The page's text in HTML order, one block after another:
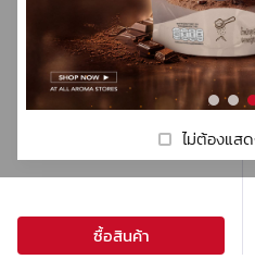
ไม่ต้องแส
สูตรเครื่อ
คอร์ส
รีวิวร้า
Wega
Crem / Expobar
Xlvi
Coffee Grinders
Victoria Arduino
Mahlkonig
Mazzer
Capsule Coffee Machine
เมล็ดกาแฟคั่ว
Special Blend
Lio
ผลิตภัณฑ์กลุ่มนม
Floral Syrup
Premium Sauce
Real Fruit Mixes
Beverage Mix
Beverage Base
Server
Kettle
Syphon
Set Drip
Milklab
Tea Leaf
Fruitti Smoothie
Fruitti Juice
HARIO(030) V60 Paper
Filter 02 W 100
Sheets(1แพ็คx100ใบ) สีขาว
/ VCF-02-100W
ซื้อสินค้า